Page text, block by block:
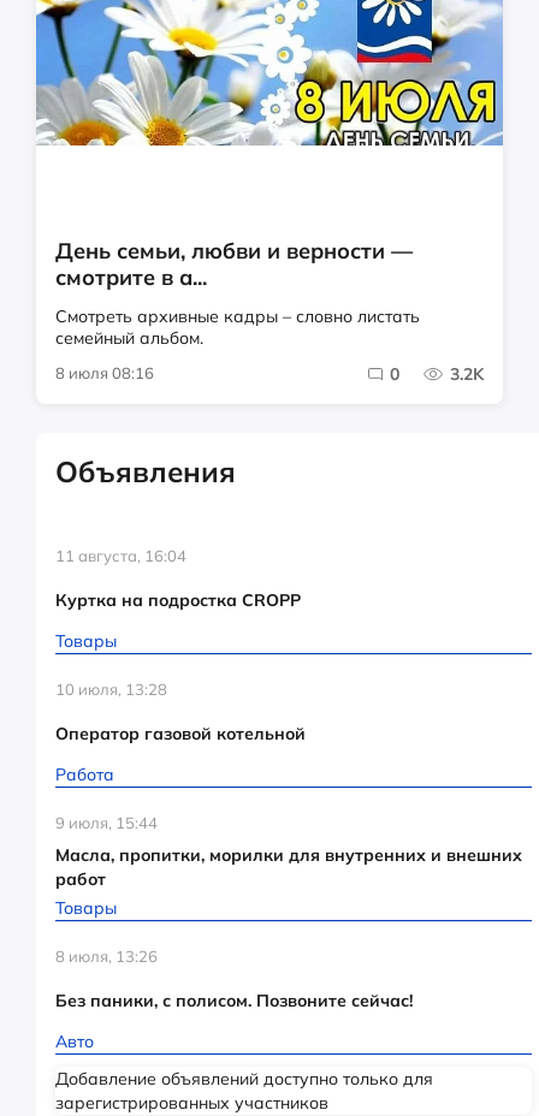
День семьи, любви и верности —
смотрите в а...
Смотреть архивные кадры – словно листать
семейный альбом.
8 июля 08:16 0 3.2K
Объявления
11 августа, 16:04
Куртка на подростка CROPP
Товары
10 июля, 13:28
Оператор газовой котельной
Работа
9 июля, 15:44
Масла, пропитки, морилки для внутренних и внешних
работ
Товары
8 июля, 13:26
Без паники, с полисом. Позвоните сейчас!
Авто
Добавление объявлений доступно только для
зарегистрированных участников